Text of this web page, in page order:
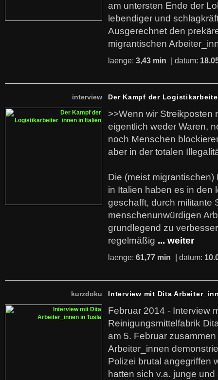
am untersten Ende der
lebendiger und
Ausgerechnet den
migrantischen
laenge: 3,43 min | datum:
interview Der Kampf der
>>Wenn wir Streikposten
eigentlich weder Waren,
noch Menschen
aber in der totalen
Die (meist
in Italien haben es in den
geschafft, durch militante
menschenunwürdigen
grundlegend zu
regelmäßig ... weiter
laenge: 61,77 min | datum:
kurzdoku Interview mit Dita
Februar 2014 - Interview
Reinigungsmittelfabrik
am 5. Februar
Arbeiter_innen
Polizei brutal angegriffen
hatten sich v.a. junge